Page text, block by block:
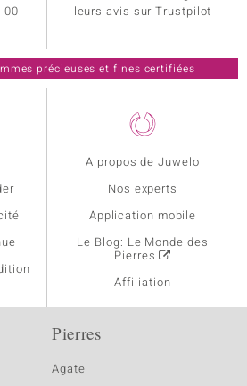
A propos de Juwelo
Nos experts
Application mobile
Le Blog: Le Monde des
Pierres
Affiliation
00
leurs avis sur Trustpilot
précieuses et fines certifiées
Pierres
Agate